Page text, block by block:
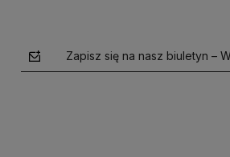
Zapisz się na nasz biuletyn –